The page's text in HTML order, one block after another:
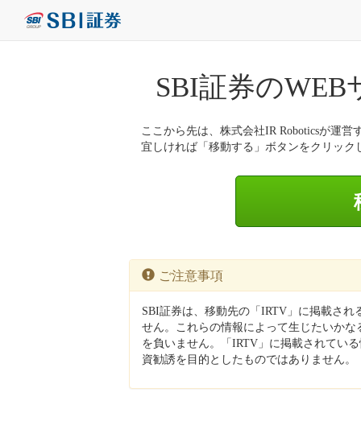
SBI証券の
ここから先は、株式会社IR Roboticsが運営
宜しければ「移動する」ボタンをクリック
ご注意事項
SBI証券は、移動先の「IRTV」に掲載さ
せん。これらの情報によって生じたいか
を負いません。「IRTV」に掲載されてい
資勧誘を目的としたものではありません。